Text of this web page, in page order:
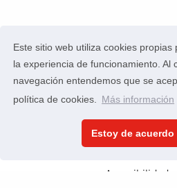
Este sitio web utiliza cookies propias
la experiencia de funcionamiento. Al
navegación entendemos que se
política de cookies.
Más información
Estoy de acuerdo
Este portal usa laaplicación
Política de
Accesibilidad